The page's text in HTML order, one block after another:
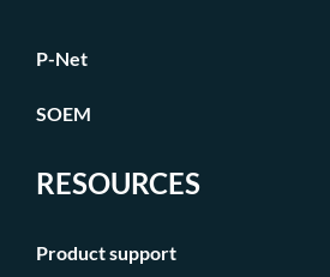
P-Net
SOEM
RESOURCES
Product support